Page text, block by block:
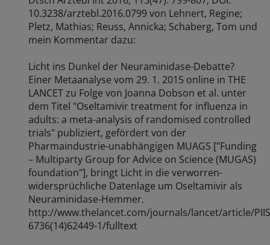
10.3238/arztebl.2016.0799 von Lehnert, Regine;
Pletz, Mathias; Reuss, Annicka; Schaberg, Tom und
mein Kommentar dazu:
Licht ins Dunkel der Neuraminidase-Debatte?
Einer Metaanalyse vom 29. 1. 2015 online in THE
LANCET zu Folge von Joanna Dobson et al. unter
dem Titel "Oseltamivir treatment for influenza in
adults: a meta-analysis of randomised controlled
trials" publiziert, gefördert von der
Pharmaindustrie-unabhängigen MUAGS ["Funding
– Multiparty Group for Advice on Science (MUGAS)
foundation"], bringt Licht in die verworren-
widersprüchliche Datenlage um Oseltamivir als
Neuraminidase-Hemmer.
http://www.thelancet.com/journals/lancet/article/
6736(14)62449-1/fulltext